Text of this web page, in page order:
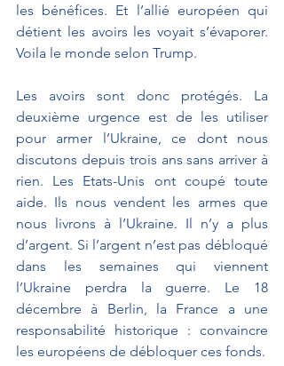
les bénéfices. Et l’allié européen qui
détient les avoirs les voyait s’évaporer.
Voila le monde selon Trump.
Les avoirs sont donc protégés. La
deuxième urgence est de les utiliser
pour armer l’Ukraine, ce dont nous
discutons depuis trois ans sans arriver à
rien. Les Etats-Unis ont coupé toute
aide. Ils nous vendent les armes que
nous livrons à l’Ukraine. Il n’y a plus
d’argent. Si l’argent n’est pas débloqué
dans les semaines qui viennent
l’Ukraine perdra la guerre. Le 18
décembre à Berlin, la France a une
responsabilité historique : convaincre
les européens de débloquer ces fonds.